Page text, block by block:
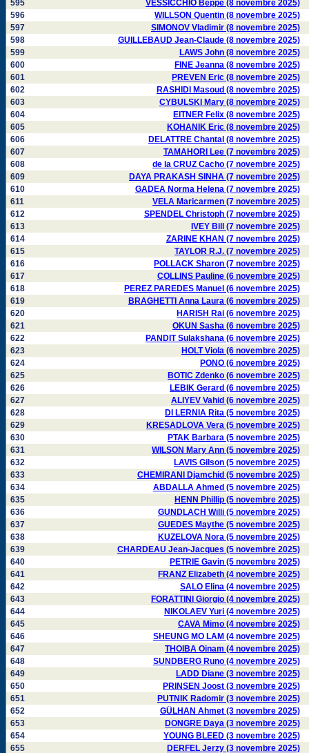
595
VESSICCHIO Beppe (8 novembre 2025)
596
WILLSON Quentin (8 novembre 2025)
597
SIMONOV Vladimir (8 novembre 2025)
598
GUILLEBAUD Jean-Claude (8 novembre 2025)
599
LAWS John (8 novembre 2025)
600
FINE Jeanna (8 novembre 2025)
601
PREVEN Eric (8 novembre 2025)
602
RASHIDI Masoud (8 novembre 2025)
603
CYBULSKI Mary (8 novembre 2025)
604
EITNER Felix (8 novembre 2025)
605
KOHANIK Eric (8 novembre 2025)
606
DELATTRE Chantal (8 novembre 2025)
607
TAMAHORI Lee (7 novembre 2025)
608
de la CRUZ Cacho (7 novembre 2025)
609
DAYA PRAKASH SINHA (7 novembre 2025)
610
GADEA Norma Helena (7 novembre 2025)
611
VELA Maricarmen (7 novembre 2025)
612
SPENDEL Christoph (7 novembre 2025)
613
IVEY Bill (7 novembre 2025)
614
ZARINE KHAN (7 novembre 2025)
615
TAYLOR R.J. (7 novembre 2025)
616
POLLACK Sharon (7 novembre 2025)
617
COLLINS Pauline (6 novembre 2025)
618
PEREZ PAREDES Manuel (6 novembre 2025)
619
BRAGHETTI Anna Laura (6 novembre 2025)
620
HARISH Rai (6 novembre 2025)
621
OKUN Sasha (6 novembre 2025)
622
PANDIT Sulakshana (6 novembre 2025)
623
HOLT Viola (6 novembre 2025)
624
PONO (6 novembre 2025)
625
BOTIC Zdenko (6 novembre 2025)
626
LEBIK Gerard (6 novembre 2025)
627
ALIYEV Vahid (6 novembre 2025)
628
DI LERNIA Rita (5 novembre 2025)
629
KRESADLOVA Vera (5 novembre 2025)
630
PTAK Barbara (5 novembre 2025)
631
WILSON Mary Ann (5 novembre 2025)
632
LAVIS Gilson (5 novembre 2025)
633
CHEMIRANI Djamchid (5 novembre 2025)
634
ABDALLA Ahmed (5 novembre 2025)
635
HENN Phillip (5 novembre 2025)
636
GUNDLACH Willi (5 novembre 2025)
637
GUEDES Maythe (5 novembre 2025)
638
KUZELOVA Nora (5 novembre 2025)
639
CHARDEAU Jean-Jacques (5 novembre 2025)
640
PETRIE Gavin (5 novembre 2025)
641
FRANZ Elizabeth (4 novembre 2025)
642
SALO Elina (4 novembre 2025)
643
FORATTINI Giorgio (4 novembre 2025)
644
NIKOLAEV Yuri (4 novembre 2025)
645
CAVA Mimo (4 novembre 2025)
646
SHEUNG MO LAM (4 novembre 2025)
647
THOIBA Oinam (4 novembre 2025)
648
SUNDBERG Runo (4 novembre 2025)
649
LADD Diane (3 novembre 2025)
650
PRINSEN Joost (3 novembre 2025)
651
PUTNIK Radomir (3 novembre 2025)
652
GÜLHAN Ahmet (3 novembre 2025)
653
DONGRE Daya (3 novembre 2025)
654
YOUNG BLEED (3 novembre 2025)
655
DERFEL Jerzy (3 novembre 2025)